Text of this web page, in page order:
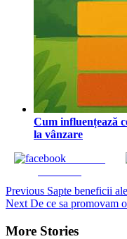
Cum influențează
la vânzare
Continue
Reading
Previous Sapte beneficii
Next De ce sa promovam
More Stories